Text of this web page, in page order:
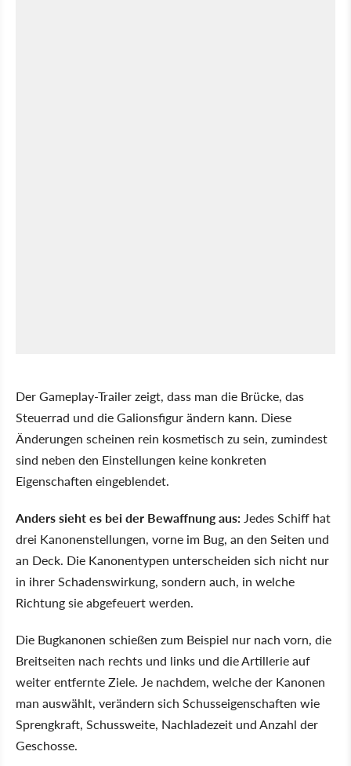
Der Gameplay-Trailer zeigt, dass man die Brücke, das
Steuerrad und die Galionsfigur ändern kann. Diese
Änderungen scheinen rein kosmetisch zu sein, zumindest
sind neben den Einstellungen keine konkreten
Eigenschaften eingeblendet.
Anders sieht es bei der Bewaffnung aus: Jedes Schiff hat
drei Kanonenstellungen, vorne im Bug, an den Seiten und
an Deck. Die Kanonentypen unterscheiden sich nicht nur
in ihrer Schadenswirkung, sondern auch, in welche
Richtung sie abgefeuert werden.
Die Bugkanonen schießen zum Beispiel nur nach vorn, die
Breitseiten nach rechts und links und die Artillerie auf
weiter entfernte Ziele. Je nachdem, welche der Kanonen
man auswählt, verändern sich Schusseigenschaften wie
Sprengkraft, Schussweite, Nachladezeit und Anzahl der
Geschosse.